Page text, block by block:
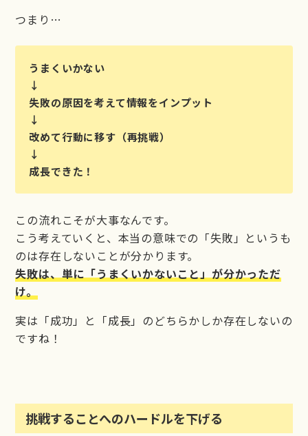
つまり…
うまくいかない
↓
失敗の原因を考えて情報をインプット
↓
改めて行動に移す（再挑戦）
↓
成長できた！
この流れこそが大事なんです。
こう考えていくと、本当の意味での「失敗」というも
のは存在しないことが分かります。
失敗は、単に「うまくいかないこと」が分かっただ
け。
実は「成功」と「成長」のどちらかしか存在しないの
ですね！
挑戦することへのハードルを下げる